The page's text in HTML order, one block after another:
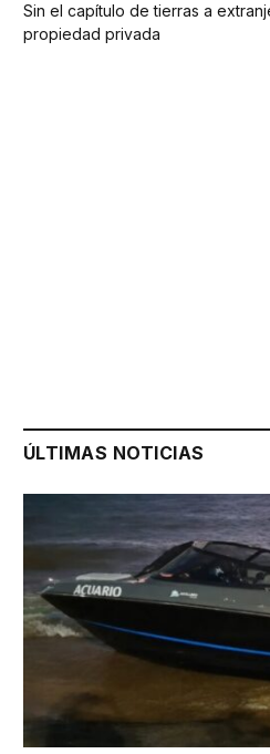
Sin el capítulo de tierras a
propiedad privada
ÚLTIMAS NOTICIAS